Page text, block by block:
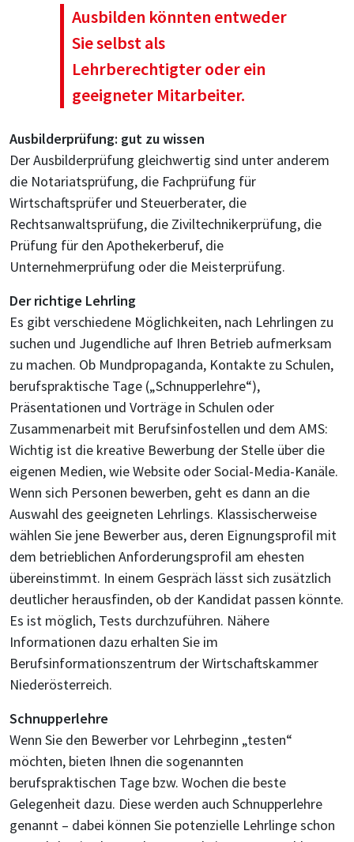
Ausbilden könnten entweder
Sie selbst als
Lehrberechtigter oder ein
geeigneter Mitarbeiter.
Ausbilderprüfung: gut zu wissen
Der Ausbilderprüfung gleichwertig sind unter anderem
die Notariatsprüfung, die Fachprüfung für
Wirtschaftsprüfer und Steuerberater, die
Rechtsanwaltsprüfung, die Ziviltechnikerprüfung, die
Prüfung für den Apothekerberuf, die
Unternehmerprüfung oder die Meisterprüfung.
Der richtige Lehrling
Es gibt verschiedene Möglichkeiten, nach Lehrlingen zu
suchen und Jugendliche auf Ihren Betrieb aufmerksam
zu machen. Ob Mundpropaganda, Kontakte zu Schulen,
berufspraktische Tage („Schnupperlehre“),
Präsentationen und Vorträge in Schulen oder
Zusammenarbeit mit Berufsinfostellen und dem AMS:
Wichtig ist die kreative Bewerbung der Stelle über die
eigenen Medien, wie Website oder Social-Media-Kanäle.
Wenn sich Personen bewerben, geht es dann an die
Auswahl des geeigneten Lehrlings. Klassischerweise
wählen Sie jene Bewerber aus, deren Eignungsprofil mit
dem betrieblichen Anforderungsprofil am ehesten
übereinstimmt. In einem Gespräch lässt sich zusätzlich
deutlicher herausfinden, ob der Kandidat passen könnte.
Es ist möglich, Tests durchzuführen. Nähere
Informationen dazu erhalten Sie im
Berufsinformationszentrum der Wirtschaftskammer
Niederösterreich.
Schnupperlehre
Wenn Sie den Bewerber vor Lehrbeginn „testen“
möchten, bieten Ihnen die sogenannten
berufspraktischen Tage bzw. Wochen die beste
Gelegenheit dazu. Diese werden auch Schnupperlehre
genannt – dabei können Sie potenzielle Lehrlinge schon